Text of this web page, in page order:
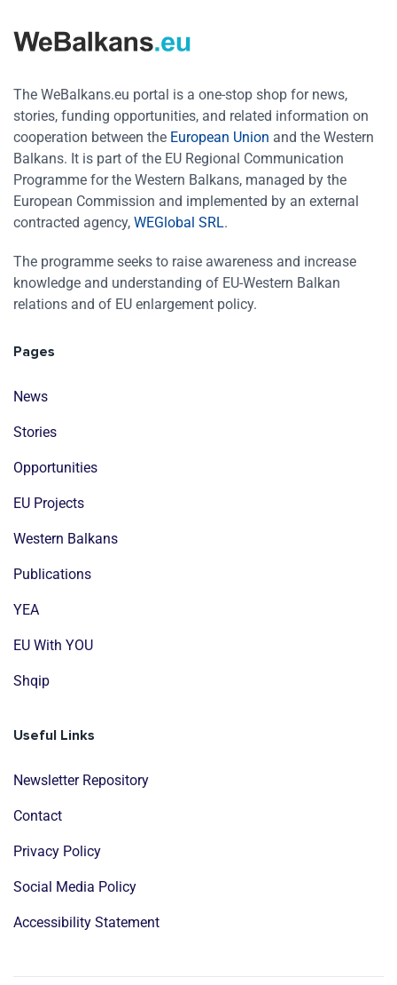
The WeBalkans.eu portal is a one-stop shop for news,
stories, funding opportunities, and related information on
cooperation between the European Union and the Western
Balkans. It is part of the EU Regional Communication
Programme for the Western Balkans, managed by the
European Commission and implemented by an external
contracted agency, WEGlobal SRL.
The programme seeks to raise awareness and increase
knowledge and understanding of EU-Western Balkan
relations and of EU enlargement policy.
Pages
News
Stories
Opportunities
EU Projects
Western Balkans
Publications
YEA
EU With YOU
Shqip
Useful Links
Newsletter Repository
Contact
Privacy Policy
Social Media Policy
Accessibility Statement